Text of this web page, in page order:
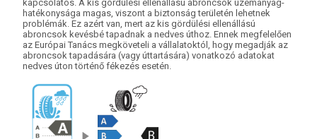
kapcsolatos. A kis gördülési ellenállású abroncsok üzemanyag-
hatékonysága magas, viszont a biztonság területén lehetnek
problémák. Ez azért van, mert az kis gördülési ellenállású
abroncsok kevésbé tapadnak a nedves úthoz. Ennek megfelelően
az Európai Tanács megköveteli a vállalatoktól, hogy megadják az
abroncsok tapadására (vagy úttartására) vonatkozó adatokat
nedves úton történő fékezés esetén.